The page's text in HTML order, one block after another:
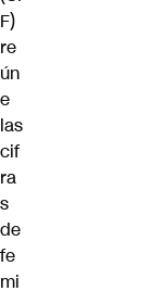
F)
re
ún
e
las
cif
ra
s
de
fe
mi